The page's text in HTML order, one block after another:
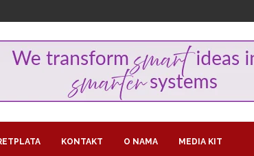
KONTAKT O NAMA MEDIA KIT